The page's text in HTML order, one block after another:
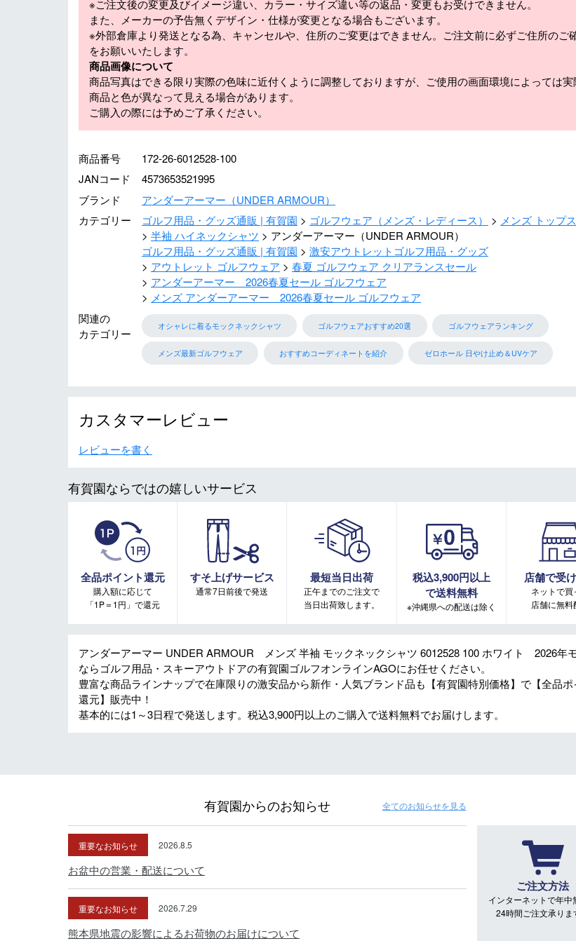
※ご注文後の変更及びイメージ違い、カラー・サイズ違い等の返品・変更もお受けできません。
また、メーカーの予告無くデザイン・仕様が変更となる場合もございます。
※外部倉庫より発送となる為、キャンセルや、住所のご変更はできません。ご注文前に必ずご住所のご
をお願いいたします。
商品画像について
商品写真はできる限り実際の色味に近付くように調整しておりますが、ご使用の画面環境によっては実
商品と色が異なって見える場合があります。
ご購入の際には予めご了承ください。
商品番号
172-26-6012528-100
JANコード
4573653521995
ブランド
アンダーアーマー（UNDER ARMOUR）
カテゴリー
ゴルフ用品・グッズ通販 | 有賀園 ゴルフウェア（メンズ・レディース）
メンズ トップス
半袖 ハイネックシャツ
アンダーアーマー（UNDER ARMOUR）
ゴルフ用品・グッズ通販 | 有賀園
激安アウトレットゴルフ用品・グッズ
アウトレット ゴルフウェア
春夏 ゴルフウェア クリアランスセール
アンダーアーマー 2026春夏セール ゴルフウェア
メンズ アンダーアーマー 2026春夏セール ゴルフウェア
関連の
カテゴリー
オシャレに着るモックネックシャツ ゴルフウェアおすすめ20選 ゴルフウェアランキング
メンズ最新ゴルフウェア おすすめコーディネートを紹介 ゼロホール 日やけ止め＆UVケア
カスタマーレビュー
レビューを書く
有賀園ならではの嬉しいサービス
全品ポイント還元
購入額に応じて
「1P＝1円」で還元
すそ上げサービス
通常7日前後で発送
最短当日出荷
正午までのご注文で
当日出荷致します。
税込3,900円以上
で送料無料
※沖縄県への配送は除く
店舗で受
ネットで買
店舗に無料
アンダーアーマー UNDER ARMOUR メンズ 半袖 モックネックシャツ 6012528 100 ホワイト 2026年
ならゴルフ用品・スキーアウトドアの有賀園ゴルフオンラインAGOにお任せください。
豊富な商品ラインナップで在庫限りの激安品から新作・人気ブランド品も【有賀園特別価格】で【全品ポ
還元】販売中！
基本的には1～3日程で発送します。税込3,900円以上のご購入で送料無料でお届けします。
有賀園からのお知らせ 全てのお知らせを見る
重要なお知らせ 2026.8.5
お盆中の営業・配送について
重要なお知らせ 2026.7.29
熊本県地震の影響によるお荷物のお届けについて
ご注文方法
インターネットで年中
24時間ご注文承りま